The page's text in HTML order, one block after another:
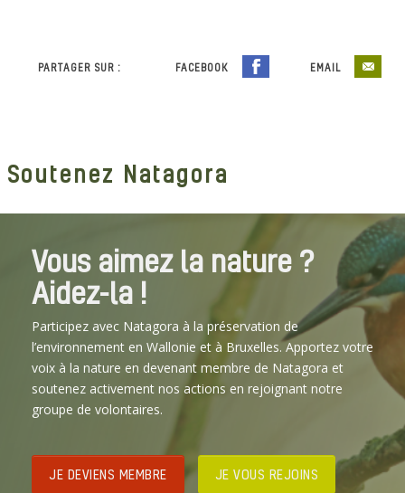
PARTAGER SUR : FACEBOOK EMAIL
Soutenez Natagora
Vous aimez la nature ?
Aidez-la !
Participez avec Natagora à la préservation de
l’environnement en Wallonie et à Bruxelles. Apportez votre
voix à la nature en devenant membre de Natagora et
soutenez activement nos actions en rejoignant notre
groupe de volontaires.
JE DEVIENS MEMBRE JE VOUS REJOINS